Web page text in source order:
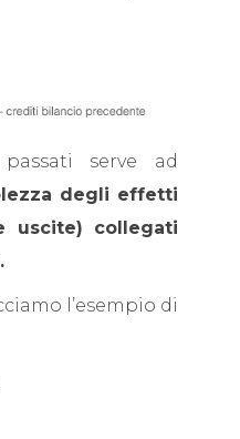
serve ad
degli effetti
uscite) collegati
l’esempio di